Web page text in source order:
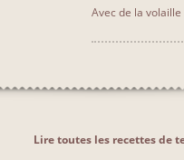
Avec de la volaille
Lire toutes les recettes de